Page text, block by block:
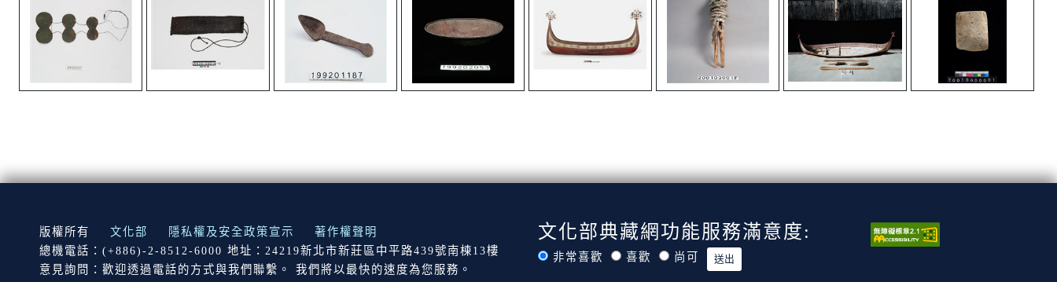
:::
版權所有 文化部 隱私權及安全政策宣示
著作權聲明
總機電話：(+886)-2-8512-6000 地址：24219新北市新莊區中平路439號南棟13樓
意見詢問：歡迎透過電話的方式與我們聯繫。 我們將以最快的速度為您服務。
文化部典藏網功能服務滿意度:
非常喜歡 喜歡 尚可